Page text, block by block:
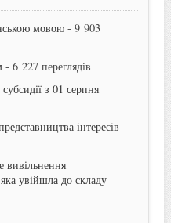
мовою- 9 903
- 6 227 переглядів
з 01 серпня
інтересів
вивільнення
увійшла до складу